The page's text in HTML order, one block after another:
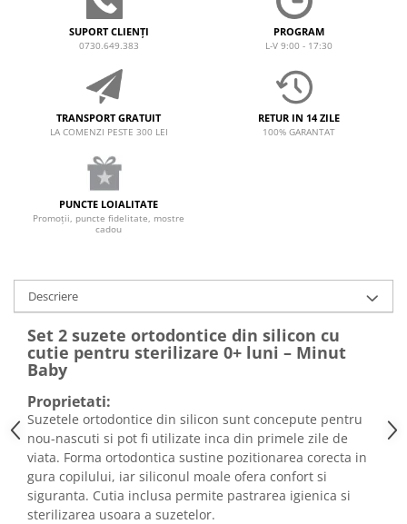
SUPORT CLIENȚI
0730.649.383
PROGRAM
L-V 9:00 - 17:30
TRANSPORT GRATUIT
LA COMENZI PESTE 300 LEI
RETUR IN 14 ZILE
100% GARANTAT
PUNCTE LOIALITATE
Promoții, puncte fidelitate, mostre
cadou
Descriere
Set 2 suzete ortodontice din silicon cu
cutie pentru sterilizare 0+ luni – Minut
Baby
Proprietati:
Suzetele ortodontice din silicon sunt concepute pentru
nou-nascuti si pot fi utilizate inca din primele zile de
viata. Forma ortodontica sustine pozitionarea corecta in
gura copilului, iar siliconul moale ofera confort si
siguranta. Cutia inclusa permite pastrarea igienica si
sterilizarea usoara a suzetelor.